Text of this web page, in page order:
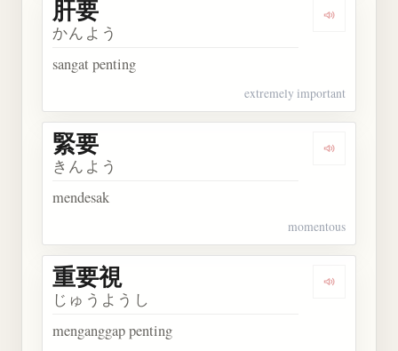
Dengarkan
肝要
かんよう
sangat penting
extremely important
Dengarkan
緊要
きんよう
mendesak
momentous
Dengarkan
重要視
じゅうようし
menganggap penting